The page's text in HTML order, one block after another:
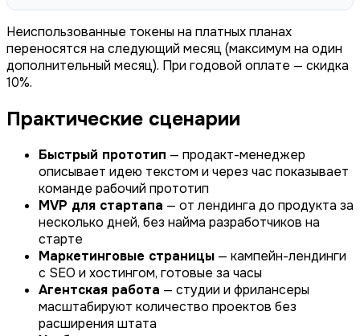
Неиспользованные токены на платных планах
переносятся на следующий месяц (максимум на один
дополнительный месяц). При годовой оплате — скидка
10%.
Практические сценарии
Быстрый прототип — продакт-менеджер
описывает идею текстом и через час показывает
команде рабочий прототип
MVP для стартапа — от лендинга до продукта за
несколько дней, без найма разработчиков на
старте
Маркетинговые страницы — кампейн-лендинги
с SEO и хостингом, готовые за часы
Агентская работа — студии и фрилансеры
масштабируют количество проектов без
расширения штата